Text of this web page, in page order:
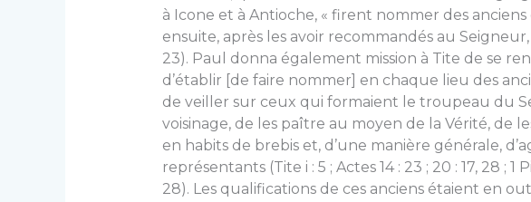
à Icone et à Antioche, « firent nommer des anciens
ensuite, après les avoir recommandés au Seigneur,
23). Paul donna également mission à Tite de se
d’établir [de faire nommer] en chaque lieu des
de veiller sur ceux qui formaient le troupeau du
voisinage, de les paître au moyen de la Vérité, de
en habits de brebis et, d’une manière générale,
représentants (Tite i : 5 ; Actes 14 : 23 ; 20 : 17, 28 ; 1
28). Les qualifications de ces anciens étaient en